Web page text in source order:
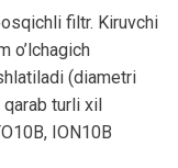
filtr. Kiruvchi
o’lchagich
(diametri
turli xil
ION10B